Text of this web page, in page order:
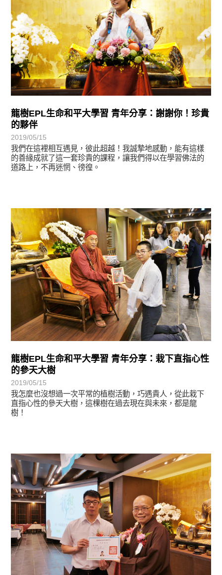
龍樹EPL生命和平大學習 青年分享：謝謝你！珍貴
的夥伴
2019/05/15
我們在這裡相互遇見，彼此超越！我誠摯地感動，能有這樣
的善緣成就了這一套珍貴的課程，讓我們得以在學習佛法的
道路上，不再迷惘、徬徨。
龍樹EPL生命和平大學習 青年分享：栽下直指心性
的參天大樹
2019/05/15
我怎麼也沒想過一次平常的植樹活動，巧遇貴人，從此栽下
直指心性的參天大樹，這棵樹在過去現在與未來，都是龍
樹！
學習分享
學習分享